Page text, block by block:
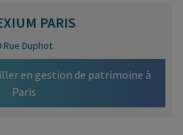
PARIS
Rue Duphot
en gestion de patrimoine à
Paris